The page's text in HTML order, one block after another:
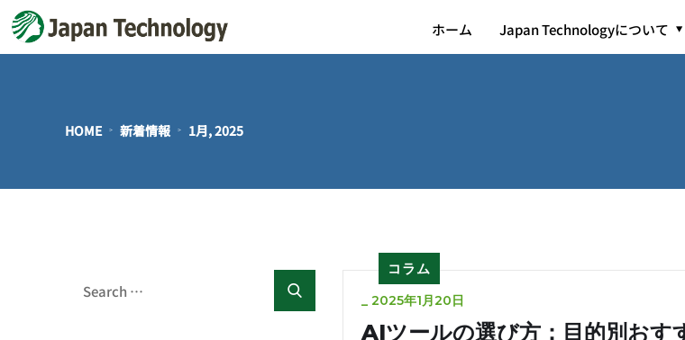
ホーム Japan Technologyについて
ホーム Japan Technologyについて
HOME 新着情報 1月, 2025
コラム
_ 2025年1月20日
AIツールの選び方：目的別おす